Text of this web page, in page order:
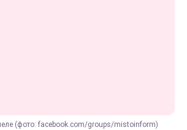
(фото: facebook.com/groups/mistoinform)